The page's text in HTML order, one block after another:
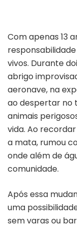
Com apenas 13
vivos. Durante
abrigo
aeronave, na
ao despertar no
animais
vida. Ao
a mata, rumou
onde além de
comunidade.
Após essa
uma
sem varas ou